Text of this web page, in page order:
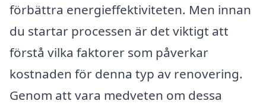
förbättra energieffektiviteten. Men innan
du startar processen är det viktigt att
förstå vilka faktorer som påverkar
kostnaden för denna typ av renovering.
Genom att vara medveten om dessa